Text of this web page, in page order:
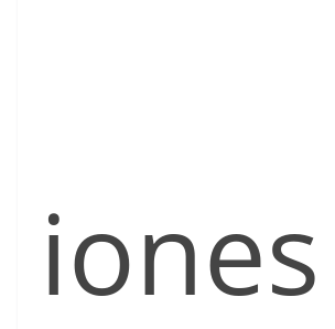
iones